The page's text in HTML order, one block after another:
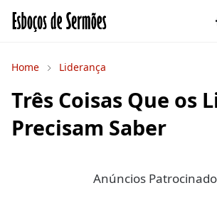
Home Liderança
Três Coisas Que os
Precisam Saber
Anúncios